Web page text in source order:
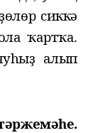
сиккә
ҡартҡа.
алып